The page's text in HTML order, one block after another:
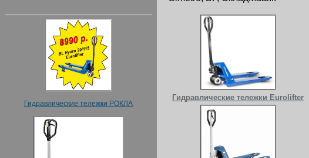
Гидравлические тележки РОКЛА
Гидравлические тележки Eurolifter